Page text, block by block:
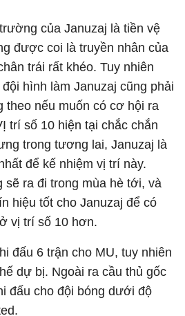
của Januzaj là tiền vệ
được coi là truyền nhân của
trái rất khéo. Tuy nhiên
hình làm Januzaj cũng phải
theo nếu muốn có cơ hội ra
trí số 10 hiện tại chắc chắn
trong tương lai, Januzaj là
để kế nhiệm vị trí này.
sẽ ra đi trong mùa hè tới, và
hiệu tốt cho Januzaj để có
vị trí số 10 hơn.
đấu 6 trận cho MU, tuy nhiên
dự bị. Ngoài ra cầu thủ gốc
đấu cho đội bóng dưới độ